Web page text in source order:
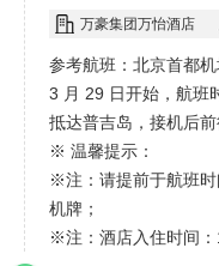
万豪集团万怡酒店
参考航班：北京首都
3 月 29 日开始，航班
抵达普吉岛，接机后前
※ 温馨提示：
※注：请提前于航班
机牌；
※注：酒店入住时间：